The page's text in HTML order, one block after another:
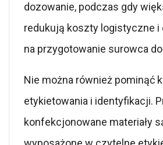
dozowanie, podczas gdy
redukują koszty logistyczne
na przygotowanie surowca
Nie można również pominąć
etykietowania i identyfikacji.
konfekcjonowane materiały